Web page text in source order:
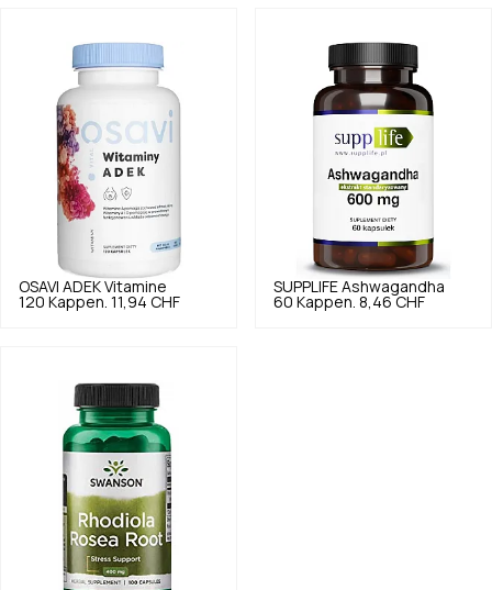
OSAVI ADEK Vitamine
120 Kappen. 11,94 CHF
SUPPLIFE Ashwagandha
60 Kappen. 8,46 CHF